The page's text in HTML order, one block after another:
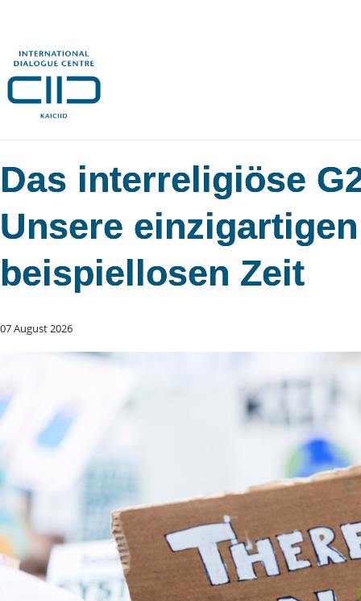
Das interreligiöse
Unsere
beispiellosen Zeit
07 August 2026